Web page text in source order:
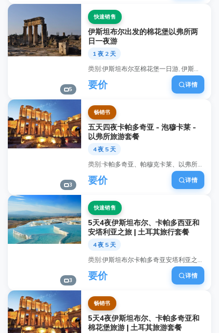
5
快速销售
伊斯坦布尔出发的棉花堡以弗所两
日一夜游
1 夜 2 天
类别
要价 详情
3
畅销书
五天四夜卡帕多奇亚 - 泡穆卡莱 -
以弗所旅游套餐
4 夜 5 天
类别
要价 详情
3
快速销售
5天4夜伊斯坦布尔、卡帕多西亚和
安塔利亚之旅 | 土耳其旅行套餐
4 夜 5 天
类别
要价 详情
畅销书
5天4夜伊斯坦布尔、卡帕多奇亚和
棉花堡旅游 | 土耳其旅游套餐